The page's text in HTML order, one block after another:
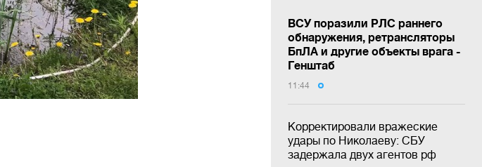
ВСУ поразили РЛС раннего
обнаружения, ретрансляторы
БпЛА и другие объекты врага -
Генштаб
11:44
Корректировали вражеские
удары по Николаеву: СБУ
задержала двух агентов рф